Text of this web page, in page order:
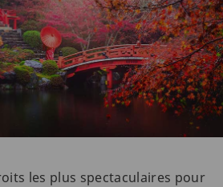
les plus spectaculaires pour